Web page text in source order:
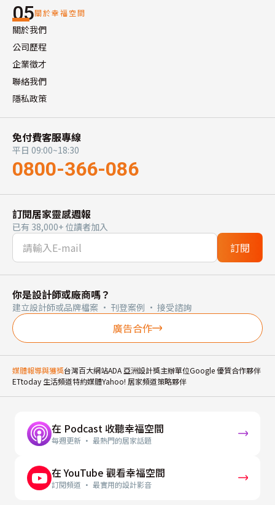
05關於幸福空間
關於我們
公司歷程
企業徵才
聯絡我們
隱私政策
免付費客服專線
平日 09:00~18:30
0800-366-086
訂閱居家靈感週報
已有 38,000+ 位讀者加入
訂閱
你是設計師或廠商嗎？
建立設計師或品牌檔案 · 刊登案例 · 接受諮詢
廣告合作
媒體報導與獲獎台灣百大網站ADA 亞洲設計獎主辦單位Google 優質合作夥伴
ETtoday 生活頻道特約媒體Yahoo! 居家頻道策略夥伴
在 Podcast 收聽幸福空間
每週更新 · 最熱門的居家話題
在 YouTube 觀看幸福空間
訂閱頻道 · 最實用的設計影音